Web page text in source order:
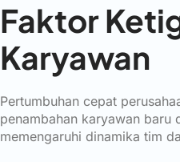
Faktor
Karyawan
Pertumbuhan cepat
penambahan karyawan baru
memengaruhi dinamika tim